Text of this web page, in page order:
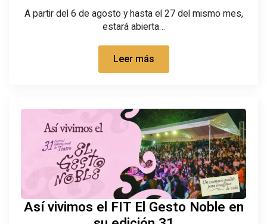
A partir del 6 de agosto y hasta el 27 del mismo mes,
estará abierta…
Leer más
Así vivimos el FIT El Gesto Noble en